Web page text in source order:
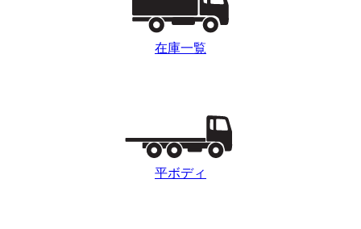
在庫一覧
平ボディ